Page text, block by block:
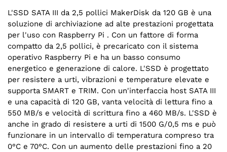
L'SSD SATA III da 2,5 pollici MakerDisk da 120 GB è una
soluzione di archiviazione ad alte prestazioni progettata
per l'uso con Raspberry Pi . Con un fattore di forma
compatto da 2,5 pollici, è precaricato con il sistema
operativo Raspberry Pi e ha un basso consumo
energetico e generazione di calore. L'SSD è progettato
per resistere a urti, vibrazioni e temperature elevate e
supporta SMART e TRIM. Con un'interfaccia host SATA III
e una capacità di 120 GB, vanta velocità di lettura fino a
550 MB/s e velocità di scrittura fino a 460 MB/s. L'SSD è
anche in grado di resistere a urti di 1500 G/0,5 ms e può
funzionare in un intervallo di temperatura compreso tra
0°C e 70°C. Con un aumento delle prestazioni fino a 20